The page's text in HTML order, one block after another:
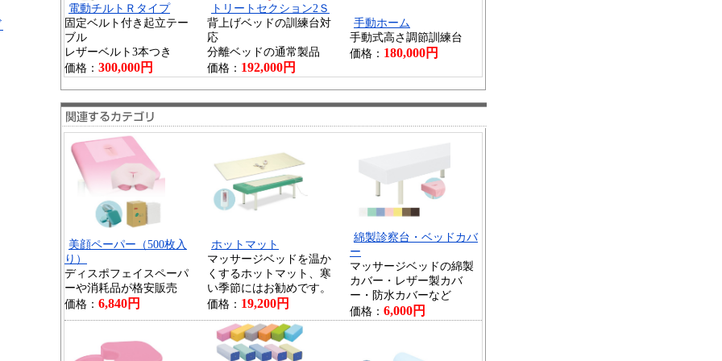
電動チルトＲタイプ
固定ベルト付き起立テー
ブル
レザーベルト3本つき
価格： 300,000円
トリートセクション2Ｓ
背上げベッドの訓練台対
応
分離ベッドの通常製品
価格： 192,000円
手動ホーム
手動式高さ調節訓練台
価格： 180,000円
美顔ペーパー（500枚入
り）
ディスポフェイスペーパ
ーや消耗品が格安販売
価格： 6,840円
ホットマット
マッサージベッドを温か
くするホットマット、寒
い季節にはお勧めです。
価格： 19,200円
綿製診察台・ベッドカバ
ー
マッサージベッドの綿製
カバー・レザー製カバ
ー・防水カバーなど
価格： 6,000円